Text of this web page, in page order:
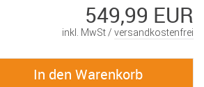
549,99 EUR
inkl. MwSt / versandkostenfrei